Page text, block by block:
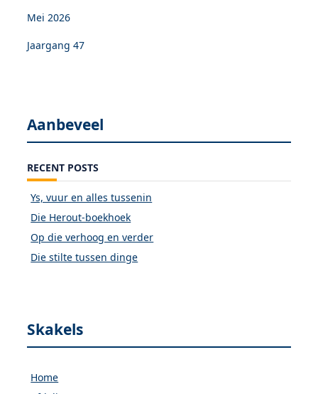
Mei 2026
Jaargang 47
Aanbeveel
RECENT POSTS
Ys, vuur en alles tussenin
Die Herout-boekhoek
Op die verhoog en verder
Die stilte tussen dinge
Skakels
Home